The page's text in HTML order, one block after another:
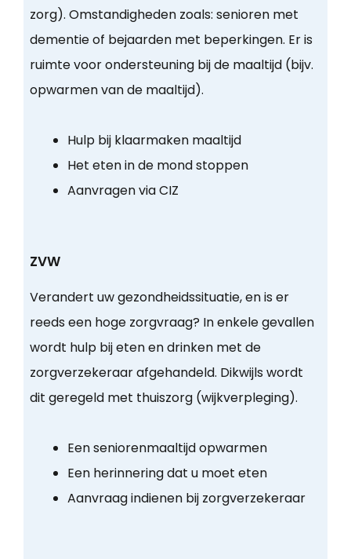
zorg). Omstandigheden zoals: senioren met
dementie of bejaarden met beperkingen. Er is
ruimte voor ondersteuning bij de maaltijd (bijv.
opwarmen van de maaltijd).
Hulp bij klaarmaken maaltijd
Het eten in de mond stoppen
Aanvragen via CIZ
ZVW
Verandert uw gezondheidssituatie, en is er
reeds een hoge zorgvraag? In enkele gevallen
wordt hulp bij eten en drinken met de
zorgverzekeraar afgehandeld. Dikwijls wordt
dit geregeld met thuiszorg (wijkverpleging).
Een seniorenmaaltijd opwarmen
Een herinnering dat u moet eten
Aanvraag indienen bij zorgverzekeraar